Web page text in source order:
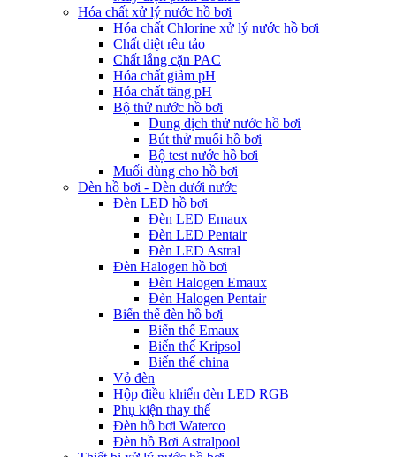
Hóa chất xử lý nước hồ bơi
Hóa chất Chlorine xử lý nước hồ bơi
Chất diệt rêu tảo
Chất lắng cặn PAC
Hóa chất giảm pH
Hóa chất tăng pH
Bộ thử nước hồ bơi
Dung dịch thử nước hồ bơi
Bút thử muối hồ bơi
Bộ test nước hồ bơi
Muối dùng cho hồ bơi
Đèn hồ bơi - Đèn dưới nước
Đèn LED hồ bơi
Đèn LED Emaux
Đèn LED Pentair
Đèn LED Astral
Đèn Halogen hồ bơi
Đèn Halogen Emaux
Đèn Halogen Pentair
Biến thế đèn hồ bơi
Biến thế Emaux
Biến thế Kripsol
Biến thế china
Vỏ đèn
Hộp điều khiển đèn LED RGB
Phụ kiện thay thế
Đèn hồ bơi Waterco
Đèn hồ Bơi Astralpool